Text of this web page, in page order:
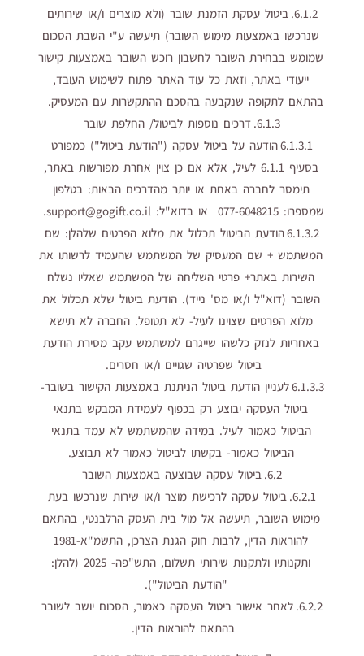
6.1.2. ביטול עסקת הזמנת שובר (ולא מוצרים ו/או שירותים
שנרכשו באמצעות מימוש השובר) תיעשה ע"י השבת הסכום
שמומש בבחירת השובר לחשבון רוכש השובר באמצעות קישור
ייעודי באתר, וזאת כל עוד האתר פתוח לשימוש העובד,
בהתאם לתקופה שנקבעה בהסכם ההתקשרות עם המעסיק.
6.1.3. דרכים נוספות לביטול/ החלפת שובר
6.1.3.1 הודעה על ביטול עסקה ("הודעת ביטול") כמפורט
בסעיף 6.1.1 לעיל, אלא אם כן צוין אחרת מפורשות באתר,
תימסר לחברה באחת או יותר מהדרכים הבאות: בטלפון
שמספרו: 077-6048215 או בדוא"ל: support@gogift.co.il.
6.1.3.2 הודעת הביטול תכלול את מלוא הפרטים שלהלן: שם
המשתמש + שם המעסיק של המשתמש שהעמיד לרשותו את
השירות באתר+ פרטי השליחה של המשתמש שאליו נשלח
השובר (דוא"ל ו/או מס' נייד). הודעת ביטול שלא תכלול את
מלוא הפרטים שצוינו לעיל- לא תטופל. החברה לא תישא
באחריות לנזק כלשהו שייגרם למשתמש עקב מסירת הודעת
ביטול שפרטיה שגויים ו/או חסרים.
6.1.3.3 לעניין הודעת ביטול הניתנת באמצעות הקישור בשובר-
ביטול העסקה יבוצע רק בכפוף לעמידת המבקש בתנאי
הביטול כאמור לעיל. במידה שהמשתמש לא עמד בתנאי
הביטול כאמור- בקשתו לביטול כאמור לא תבוצע.
6.2. ביטול עסקה שבוצעה באמצעות השובר
6.2.1. ביטול עסקה לרכישת מוצר ו/או שירות שנרכשו בעת
מימוש השובר, תיעשה אל מול בית העסק הרלבנטי, בהתאם
להוראות הדין, לרבות חוק הגנת הצרכן, התשמ"א-1981
ותקנותיו ולתקנות שירותי תשלום, התש"פה- 2025 (להלן:
"הודעת הביטול").
6.2.2. לאחר אישור ביטול העסקה כאמור, הסכום יושב לשובר
בהתאם להוראות הדין.